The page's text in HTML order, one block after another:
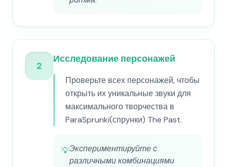
2
Исследование персонажей
Проверьте всех персонажей, чтобы
открыть их уникальные звуки для
максимального творчества в
ParaSprunki(спрунки) The Past.
💡Экспериментируйте с
различными комбинациями